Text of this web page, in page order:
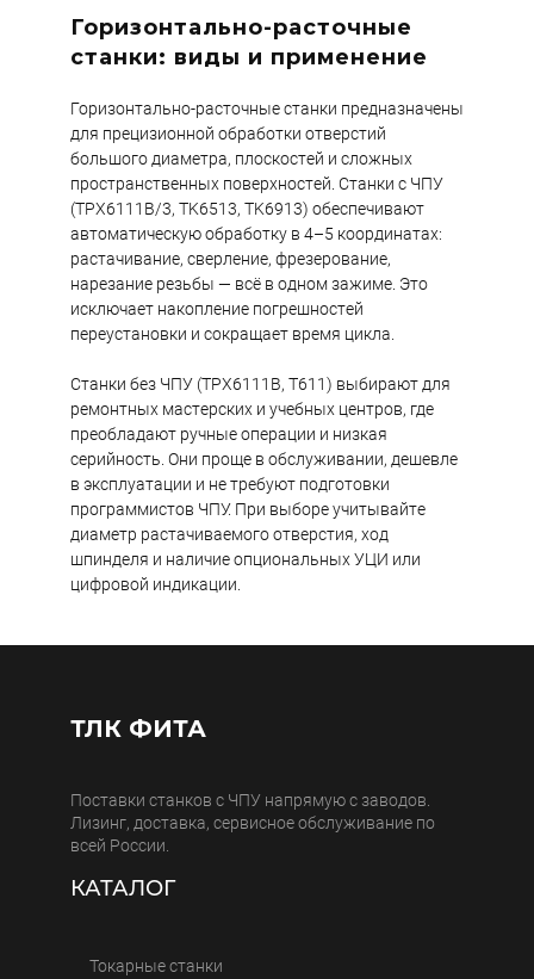
Горизонтально-расточные
станки: виды и применение
Горизонтально-расточные станки предназначены
для прецизионной обработки отверстий
большого диаметра, плоскостей и сложных
пространственных поверхностей. Станки с ЧПУ
(TPX6111B/3, TK6513, TK6913) обеспечивают
автоматическую обработку в 4–5 координатах:
растачивание, сверление, фрезерование,
нарезание резьбы — всё в одном зажиме. Это
исключает накопление погрешностей
переустановки и сокращает время цикла.
Станки без ЧПУ (TPX6111B, T611) выбирают для
ремонтных мастерских и учебных центров, где
преобладают ручные операции и низкая
серийность. Они проще в обслуживании, дешевле
в эксплуатации и не требуют подготовки
программистов ЧПУ. При выборе учитывайте
диаметр растачиваемого отверстия, ход
шпинделя и наличие опциональных УЦИ или
цифровой индикации.
ТЛК ФИТА
Поставки станков с ЧПУ напрямую с заводов.
Лизинг, доставка, сервисное обслуживание по
всей России.
КАТАЛОГ
Токарные станки